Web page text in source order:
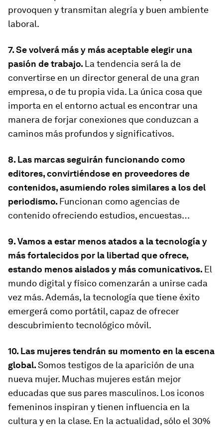
provoquen y transmitan alegría y buen ambiente
laboral.
7. Se volverá más y más aceptable elegir una
pasión de trabajo. La tendencia será la de
convertirse en un director general de una gran
empresa, o de tu propia vida. La única cosa que
importa en el entorno actual es encontrar una
manera de forjar conexiones que conduzcan a
caminos más profundos y significativos.
8. Las marcas seguirán funcionando como
editores, convirtiéndose en proveedores de
contenidos, asumiendo roles similares a los del
periodismo. Funcionan como agencias de
contenido ofreciendo estudios, encuestas…
9. Vamos a estar menos atados a la tecnología y
más fortalecidos por la libertad que ofrece,
estando menos aislados y más comunicativos. El
mundo digital y físico comenzarán a unirse cada
vez más. Además, la tecnología que tiene éxito
emergerá como portátil, capaz de ofrecer
descubrimiento tecnológico móvil.
10. Las mujeres tendrán su momento en la escena
global.Somos testigos de la aparición de una
nueva mujer. Muchas mujeres están mejor
educadas que sus pares masculinos. Los iconos
femeninos inspiran y tienen influencia en la
cultura y en la clase. En la actualidad, sólo el 30%